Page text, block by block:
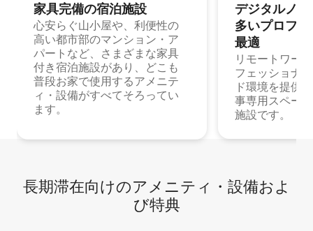
家具完備の宿⁠泊⁠施⁠設
心安らぐ山小屋や、利便性の
高い都市部のマンション・ア
パートなど、さまざまな家具
付き宿泊施設があり、どこも
普段お家で使用するアメニテ
ィ・設備がすべてそろってい
ます。
デジタルノ
多⁠いプ⁠ロ⁠フ⁠
最⁠適
リモートワー
フェッショナ
ド環境を提供
事専用スペー
施設です。
長期滞在向け⁠のア⁠メ⁠ニ⁠テ⁠ィ⁠・設⁠備⁠およ
び特⁠典